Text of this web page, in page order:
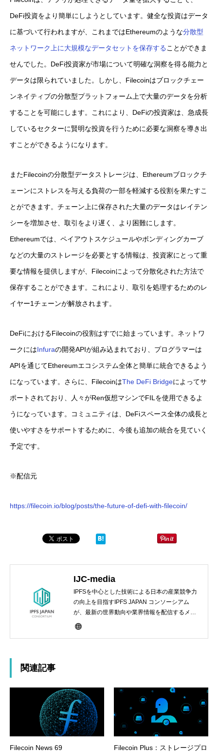
DeFi投資をより簡単にしようとしています。健全な投資はデータ
に基づいて行われますが、これまではEthereumのような分散型
ネットワーク上に大規模なデータセットを保存する ことができま
せんでした。DeFi投資家が市場について明確な洞察を得る能力と
データは限られていました。しかし、Filecoinはブロックチェー
ンネイティブの分散型プラットフォーム上で大量のデータを分析
することを可能にします。これにより、DeFiの投資家は、急成長
しているセクターに賢明な投資を行うために必要な洞察を導き出
すことができるようになります。
またFilecoinの分散型データストレージは、Ethereumブロックチ
ェーンにストレスを与える負荷の一部を軽減する役割を果たすこ
とができます。チェーン上に保存された大量のデータはレイテン
シーを増加させ、取引をより遅く、より困難にします。
Ethereumでは、ペイアウトスケジュールやボンディングカーブ
などの大量のストレージを必要とする情報は、投資家にとって重
要な情報を提供しますが、Filecoinによって分散化された方法で
保存することができます。これにより、取引を処理するためのレ
イヤー1チェーンが解放されます。
DeFiにおけるFilecoinの役割はすでに始まっています。ネットワ
ークにはInfuraの開発APIが組み込まれており、プログラマーは
APIを通じてEthereumエコシステム全体と簡単に統合できるよう
になっています。さらに、FilecoinはThe DeFi Bridgeによってサ
ポートされており、人々がRen仮想マシンでFILを使用できるよ
うになっています。コミュニティは、DeFiスペース全体の成長と
使いやすさをサポートするために、今後も追加の統合を見ていく
予定です。
※配信元
https://filecoin.io/blog/posts/the-future-of-defi-with-filecoin/
IJC-media
IPFSを中心とした技術による日本の産業競争力
の向上を目指すIPFS JAPAN コンソーシアム
が、最新の世界動向や業界情報を配信するメデ
ィアサイト
関連記事
Filecoin News 69
Filecoin Plus：ストレージプロ